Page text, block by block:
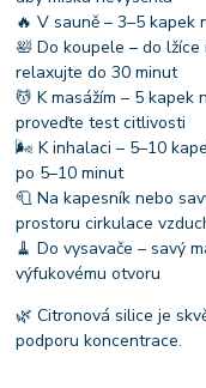
🔥 V sauně – 3–5 kapek
🛀 Do koupele – do
relaxujte do 30 minut
💆 K masážím – 5
proveďte test citlivosti
🌬 K inhalaci – 5–10
po 5–10 minut
🧻 Na kapesník nebo
prostoru cirkulace
🧹 Do vysavače – savý
výfukovému otvoru
🌿 Citronová silice je
podporu koncentrace.